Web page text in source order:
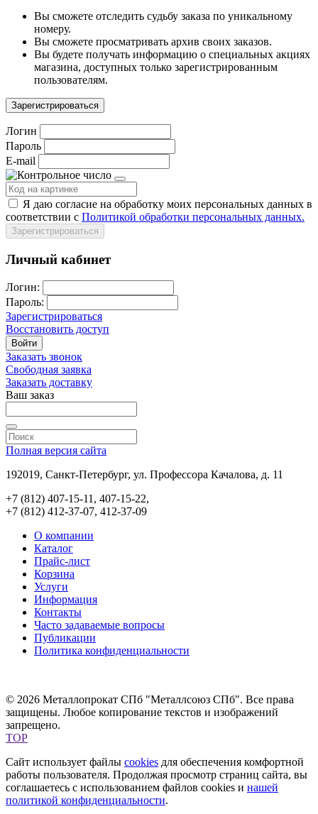
Вы сможете отследить судьбу заказа по уникальному
номеру.
Вы сможете просматривать архив своих заказов.
Вы будете получать информацию о специальных акциях
магазина, доступных только зарегистрированным
пользователям.
Зарегистрироваться
Логин
Пароль
E-mail
Я даю согласие на обработку моих персональных данных в
соответствии с Политикой обработки персональных данных.
Зарегистрироваться
Личный кабинет
Логин:
Пароль:
Зарегистрироваться
Восстановить доступ
Войти
Заказать звонок
Свободная заявка
Заказать доставку
Ваш заказ
Полная версия сайта
192019, Санкт-Петербург, ул. Профессора Качалова, д. 11
+7 (812) 407-15-11, 407-15-22,
+7 (812) 412-37-07, 412-37-09
О компании
Каталог
Прайс-лист
Корзина
Услуги
Информация
Контакты
Часто задаваемые вопросы
Публикации
Политика конфиденциальности
© 2026 Металлопрокат СПб "Металлсоюз СПб". Все права
защищены. Любое копирование текстов и изображений
запрещено.
TOP
Сайт использует файлы cookies для обеспечения комфортной
работы пользователя. Продолжая просмотр страниц сайта, вы
соглашаетесь с использованием файлов cookies и нашей
политикой конфиденциальности.